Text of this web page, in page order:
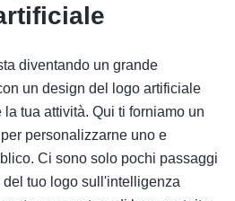
diventando un grande
un design del logo artificiale
tua attività. Qui ti forniamo un
personalizzarne uno e
Ci sono solo pochi passaggi
tuo logo sull'intelligenza